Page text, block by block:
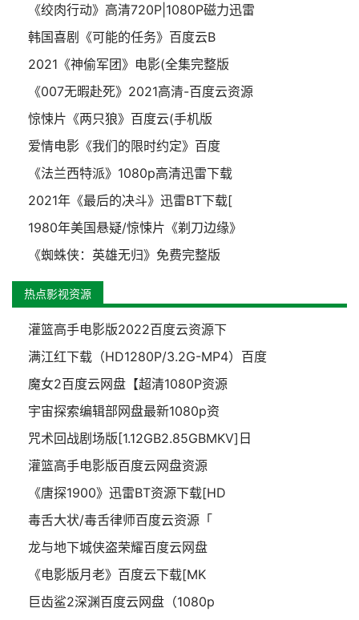
《绞肉行动》高清720P|1080P磁力迅雷
韩国喜剧《可能的任务》百度云B
2021《神偷军团》电影(全集完整版
《007无暇赴死》2021高清-百度云资源
惊悚片《两只狼》百度云(手机版
爱情电影《我们的限时约定》百度
《法兰西特派》1080p高清迅雷下载
2021年《最后的决斗》迅雷BT下载[
1980年美国悬疑/惊悚片《剃刀边缘》
《蜘蛛侠：英雄无归》免费完整版
热点影视资源
灌篮高手电影版2022百度云资源下
满江红下载（HD1280P/3.2G-MP4）百度
魔女2百度云网盘【超清1080P资源
宇宙探索编辑部网盘最新1080p资
咒术回战剧场版[1.12GB2.85GBMKV]日
灌篮高手电影版百度云网盘资源
《唐探1900》迅雷BT资源下载[HD
毒舌大状/毒舌律师百度云资源「
龙与地下城侠盗荣耀百度云网盘
《电影版月老》百度云下载[MK
巨齿鲨2深渊百度云网盘（1080p